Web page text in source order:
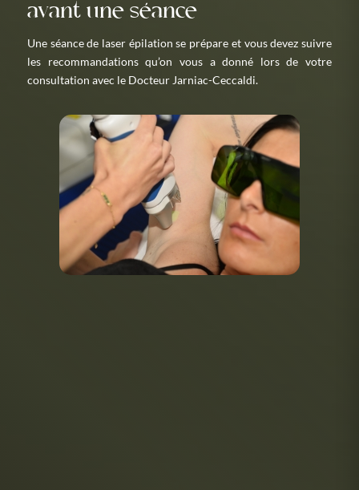
avant une séance
Une séance de laser épilation se prépare et vous devez suivre
les recommandations qu’on vous a donné lors de votre
consultation avec le Docteur Jarniac-Ceccaldi.